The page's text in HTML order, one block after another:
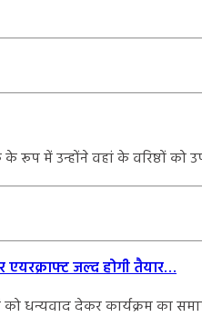
में उन्होंने वहां के वरिष्ठों को
जल्द होगी तैयार…
धन्यवाद देकर कार्यक्रम का